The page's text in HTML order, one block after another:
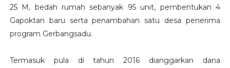
25 M, bedah rumah sebanyak 95 unit, pembentukan 4
Gapoktan baru serta penambahan satu desa penerima
program Gerbangsadu.
Termasuk pula di tahun 2016 dianggarkan dana